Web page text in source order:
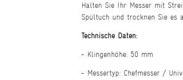
Halten Sie Ihr Messer mit
Spültuch und trocknen Sie es
Technische Daten:
Klingenhöhe: 50 mm
Messertyp: Chefmesser /